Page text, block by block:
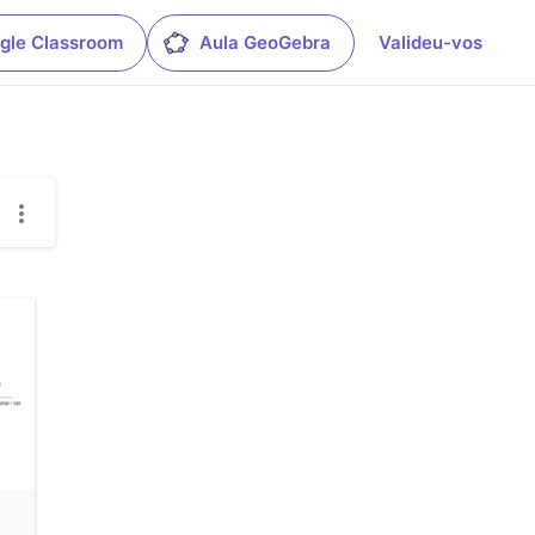
Classroom Aula GeoGebra Valideu-vos